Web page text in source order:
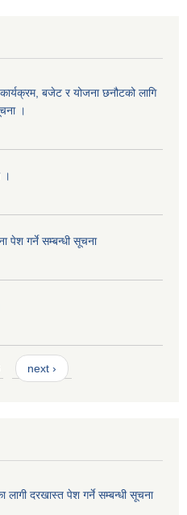
बजेट र योजना छनौटको लागि
।
।
पेश गर्ने सम्बन्धी सूचना
next ›
लागी दरखास्त पेश गर्ने सम्बन्धी सूचना